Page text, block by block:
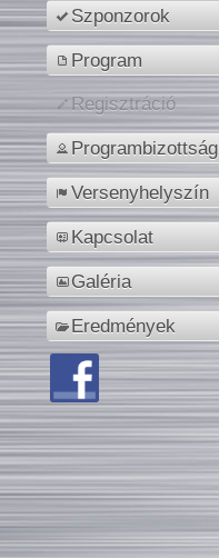
Szponzorok
Program
Regisztráció
Programbizottság
Versenyhelyszín
Kapcsolat
Galéria
Eredmények